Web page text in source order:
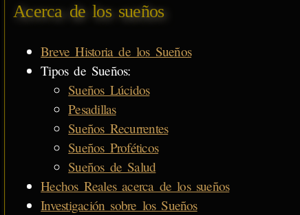
Acerca de los sueños
Breve Historia de los Sueños
Tipos de Sueños:
Sueños Lúcidos
Pesadillas
Sueños Recurrentes
Sueños Proféticos
Sueños de Salud
Hechos Reales acerca de los sueños
Investigación sobre los Sueños